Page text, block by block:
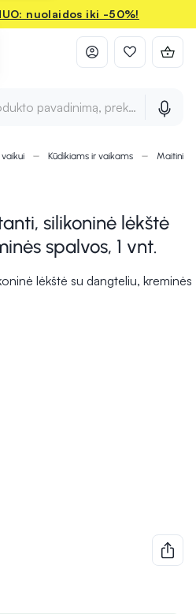
nuolaidos iki -50%!
pavadinimą, prekės ženklą ir
Kūdikiams ir vaikams
silikoninė lėkštė
spalvos, 1 vnt.